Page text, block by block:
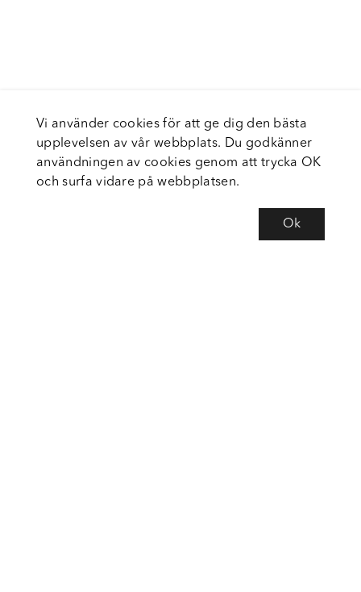
Vi använder cookies för att ge dig den bästa
upplevelsen av vår webbplats. Du godkänner
användningen av cookies genom att trycka OK
och surfa vidare på webbplatsen.
Ok